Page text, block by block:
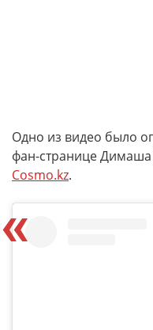
Одно из видео было
фан-странице
Cosmo.kz.